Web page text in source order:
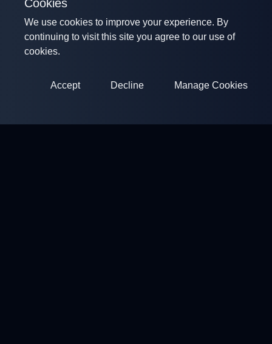
Cookies
We use cookies to improve your experience. By
continuing to visit this site you agree to our use of
cookies.
Accept Decline Manage Cookies